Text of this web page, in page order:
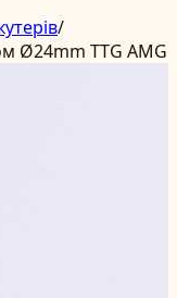
/
Ø24mm TTG AMG